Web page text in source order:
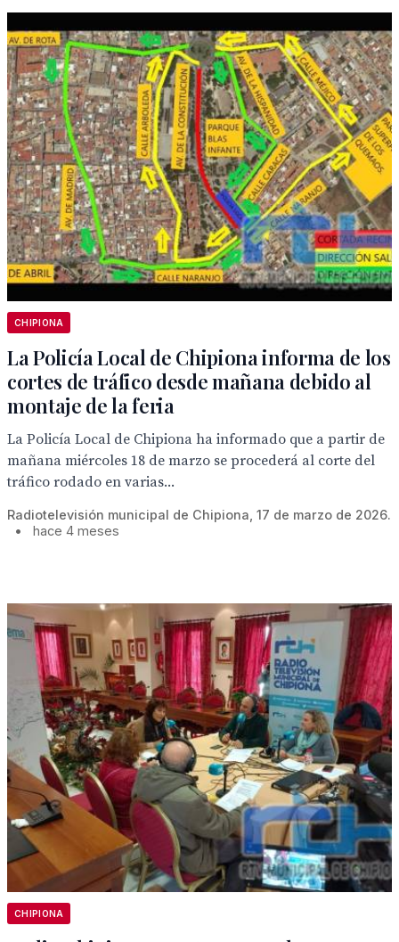
CHIPIONA
La Policía Local de Chipiona informa de los
cortes de tráfico desde mañana debido al
montaje de la feria
La Policía Local de Chipiona ha informado que a partir de
mañana miércoles 18 de marzo se procederá al corte del
tráfico rodado en varias...
Radiotelevisión municipal de Chipiona, 17 de marzo de 2026.
•
hace 4 meses
CHIPIONA